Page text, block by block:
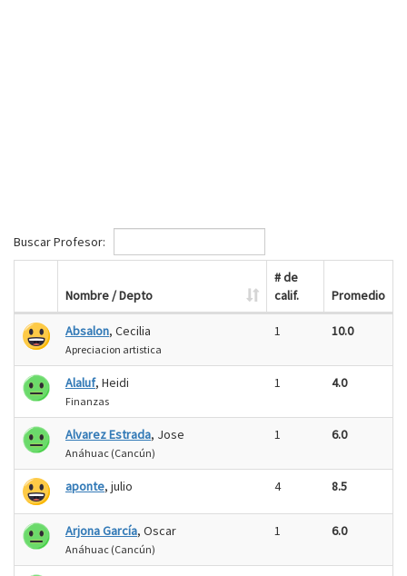
Buscar Profesor:
Nombre / Depto
# de
calif.
Promedio
Absalon, Cecilia
Apreciacion artistica
1 10.0
Alaluf, Heidi
Finanzas
1 4.0
Alvarez Estrada, Jose
Anáhuac (Cancún)
1 6.0
aponte, julio 4 8.5
Arjona García, Oscar
Anáhuac (Cancún)
1 6.0